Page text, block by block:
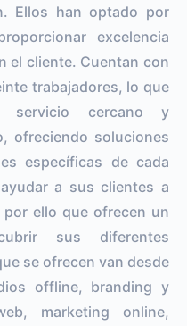
Ellos han optado por
excelencia
el cliente. Cuentan con
trabajadores, lo que
servicio cercano y
ofreciendo soluciones
específicas de cada
a sus clientes a
ello que ofrecen un
sus diferentes
se ofrecen van desde
offline, branding y
marketing online,